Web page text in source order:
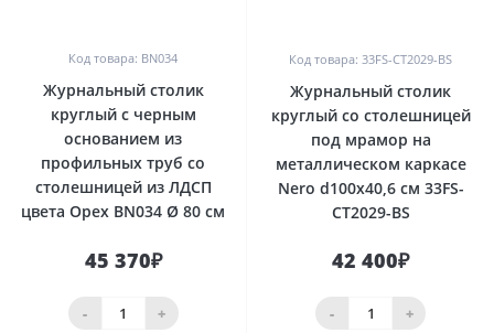
Код товара: BN034
Журнальный столик
круглый с черным
основанием из
профильных труб со
столешницей из ЛДСП
цвета Орех BN034 Ø 80 см
45 370₽
- +
Код товара: 33FS-CT2029-BS
Журнальный столик
круглый со столешницей
под мрамор на
металлическом каркасе
Nero d100х40,6 см 33FS-
CT2029-BS
42 400₽
- +